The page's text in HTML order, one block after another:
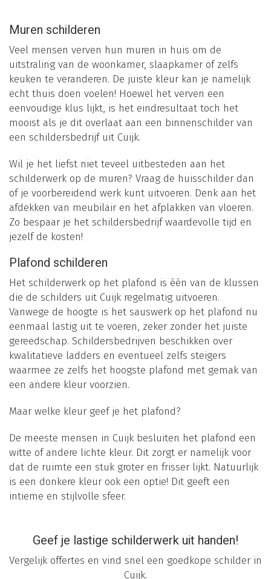
Muren schilderen
Veel mensen verven hun muren in huis om de
uitstraling van de woonkamer, slaapkamer of zelfs
keuken te veranderen. De juiste kleur kan je namelijk
echt thuis doen voelen! Hoewel het verven een
eenvoudige klus lijkt, is het eindresultaat toch het
mooist als je dit overlaat aan een binnenschilder van
een schildersbedrijf uit Cuijk.
Wil je het liefst niet teveel uitbesteden aan het
schilderwerk op de muren? Vraag de huisschilder dan
of je voorbereidend werk kunt uitvoeren. Denk aan het
afdekken van meubilair en het afplakken van vloeren.
Zo bespaar je het schildersbedrijf waardevolle tijd en
jezelf de kosten!
Plafond schilderen
Het schilderwerk op het plafond is één van de klussen
die de schilders uit Cuijk regelmatig uitvoeren.
Vanwege de hoogte is het sauswerk op het plafond nu
eenmaal lastig uit te voeren, zeker zonder het juiste
gereedschap. Schildersbedrijven beschikken over
kwalitatieve ladders en eventueel zelfs steigers
waarmee ze zelfs het hoogste plafond met gemak van
een andere kleur voorzien.
Maar welke kleur geef je het plafond?
De meeste mensen in Cuijk besluiten het plafond een
witte of andere lichte kleur. Dit zorgt er namelijk voor
dat de ruimte een stuk groter en frisser lijkt. Natuurlijk
is een donkere kleur ook een optie! Dit geeft een
intieme en stijlvolle sfeer.
Geef je lastige schilderwerk uit handen!
Vergelijk offertes en vind snel een goedkope schilder in
Cuijk.